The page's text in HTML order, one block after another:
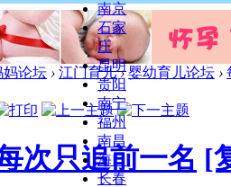
南京
石家
庄
昆明
贵阳
南宁
福州
南昌
海口
长春
妈论坛 › 江门育儿 › 婴幼育儿论坛 ›
次只追前一名 [